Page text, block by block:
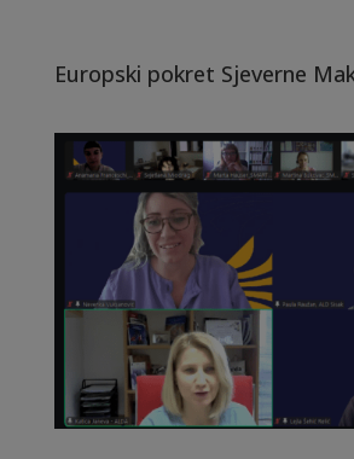
Europski pokret Sjeverne